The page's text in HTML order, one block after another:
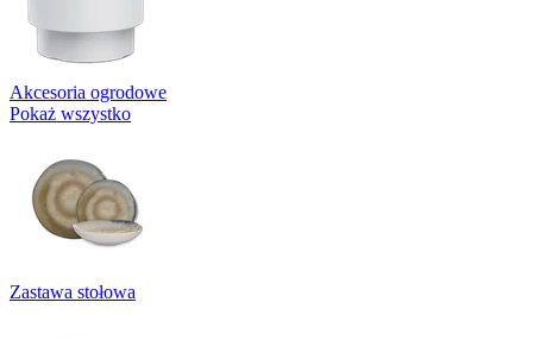
Akcesoria ogrodowe
Pokaż wszystko
Zastawa stołowa